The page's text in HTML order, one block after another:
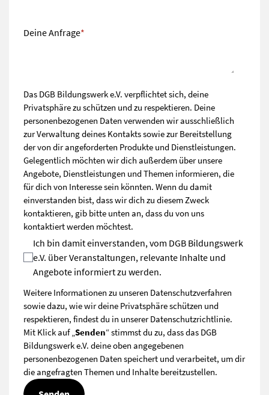
Deine Anfrage*
Das DGB Bildungswerk e.V. verpflichtet sich, deine
Privatsphäre zu schützen und zu respektieren. Deine
personenbezogenen Daten verwenden wir ausschließlich
zur Verwaltung deines Kontakts sowie zur Bereitstellung
der von dir angeforderten Produkte und Dienstleistungen.
Gelegentlich möchten wir dich außerdem über unsere
Angebote, Dienstleistungen und Themen informieren, die
für dich von Interesse sein könnten. Wenn du damit
einverstanden bist, dass wir dich zu diesem Zweck
kontaktieren, gib bitte unten an, dass du von uns
kontaktiert werden möchtest.
Ich bin damit einverstanden, vom DGB Bildungswerk
e.V. über Veranstaltungen, relevante Inhalte und
Angebote informiert zu werden.
Weitere Informationen zu unseren Datenschutzverfahren
sowie dazu, wie wir deine Privatsphäre schützen und
respektieren, findest du in unsererDatenschutzrichtlinie.
Mit Klick auf „Senden“ stimmst du zu, dass das DGB
Bildungswerk e.V. deine oben angegebenen
personenbezogenen Daten speichert und verarbeitet, um dir
die angefragten Themen und Inhalte bereitzustellen.